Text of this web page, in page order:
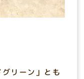
リーン」とも